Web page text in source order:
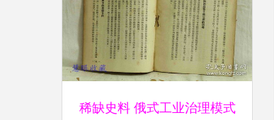
稀缺史料 俄式工业治理模式